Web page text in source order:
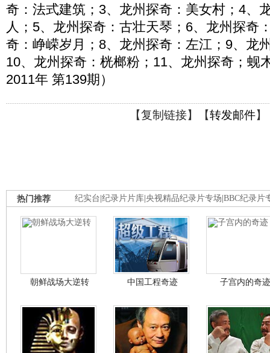
奇：法式建筑；3、龙州探奇：美女村；4、
人；5、龙州探奇：古壮天琴；6、龙州探奇
奇：峥嵘岁月；8、龙州探奇：左江；9、龙
10、龙州探奇：桄榔粉；11、龙州探奇；蚬
2011年 第139期）
【复制链接】【转发邮件】
纪实台 纪录片片库 央视精品纪录片专场 BBC纪录片
热门推荐
朝鲜战场大逆转 中国工程奇迹 子宫内的奇迹